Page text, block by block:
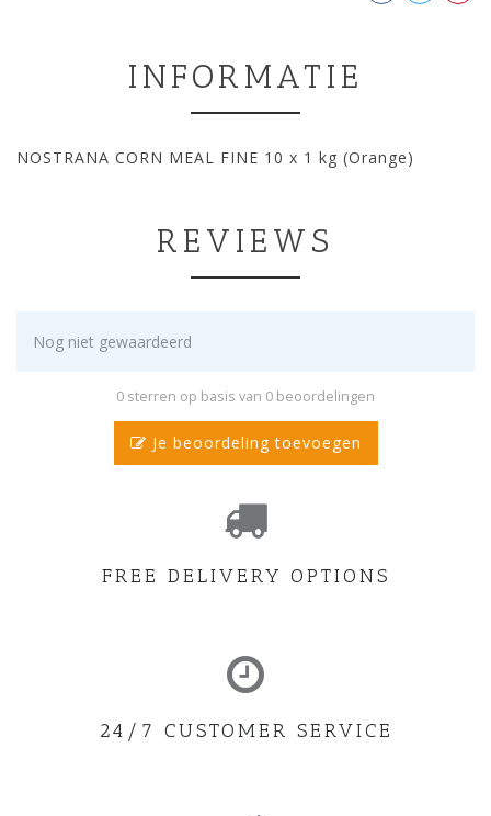
INFORMATIE
NOSTRANA CORN MEAL FINE 10 x 1 kg (Orange)
REVIEWS
Nog niet gewaardeerd
0 sterren op basis van 0 beoordelingen
Je beoordeling toevoegen
FREE DELIVERY OPTIONS
24/7 CUSTOMER SERVICE